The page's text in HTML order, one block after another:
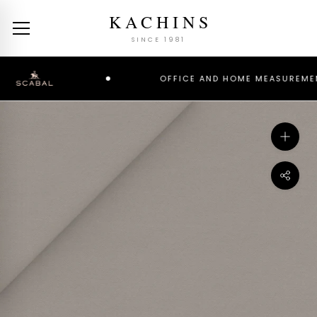
KACHINS
SINCE 1981
OFFICE AND HOME